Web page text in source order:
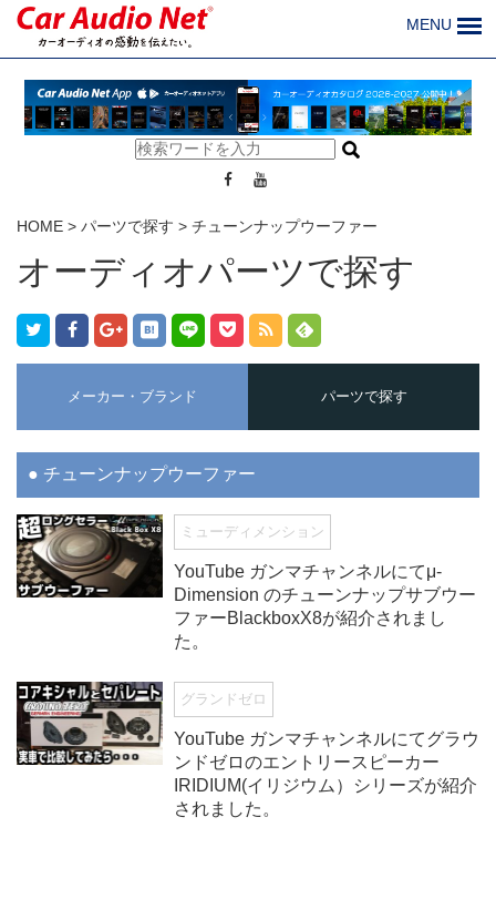
MENU
HOME > パーツで探す > チューンナップウーファー
オーディオパーツで探す
メーカー・ブランド パーツで探す
チューンナップウーファー
ミューディメンション
YouTube ガンマチャンネルにてμ-
Dimension のチューンナップサブウー
ファーBlackboxX8が紹介されまし
た。
グランドゼロ
YouTube ガンマチャンネルにてグラウ
ンドゼロのエントリースピーカー
IRIDIUM(イリジウム）シリーズが紹介
されました。